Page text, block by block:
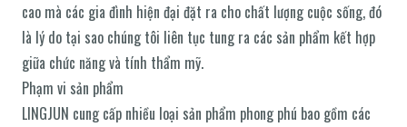
cao mà các gia đình hiện đại đặt ra cho chất lượng cuộc sống, đó
là lý do tại sao chúng tôi liên tục tung ra các sản phẩm kết hợp
giữa chức năng và tính thẩm mỹ.
Phạm vi sản phẩm
LINGJUN cung cấp nhiều loại sản phẩm phong phú bao gồm các